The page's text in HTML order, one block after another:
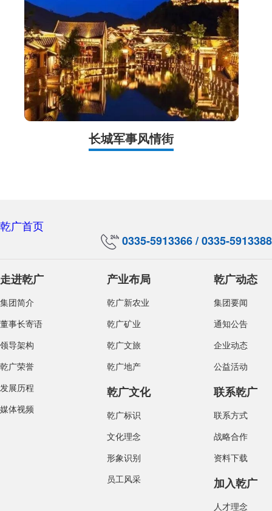
长城军事风情街
乾广首页
0335-5913366 / 0335-5913388
走进乾广
集团简介
董事长寄语
领导架构
乾广荣誉
发展历程
媒体视频
产业布局
乾广新农业
乾广矿业
乾广文旅
乾广地产
乾广动态
集团要闻
通知公告
企业动态
公益活动
乾广文化
乾广标识
文化理念
形象识别
员工风采
联系乾广
联系方式
战略合作
资料下载
加入乾广
人才理念